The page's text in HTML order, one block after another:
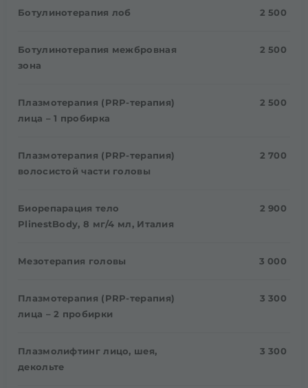
Ботулинотерапия лоб 2 500
Ботулинотерапия межбровная
зона
2 500
Плазмотерапия (PRP-терапия)
лица – 1 пробирка
2 500
Плазмотерапия (PRP-терапия)
волосистой части головы
2 700
Биорепарация тело
PlinestBody, 8 мг/4 мл, Италия
2 900
Мезотерапия головы 3 000
Плазмотерапия (PRP-терапия)
лица – 2 пробирки
3 300
Плазмолифтинг лицо, шея,
декольте
3 300